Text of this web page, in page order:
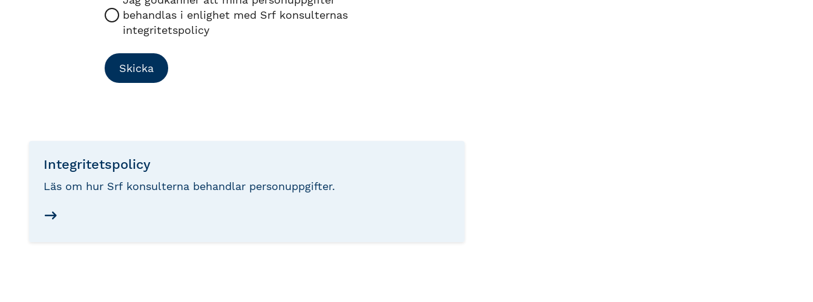
behandlas i enlighet med Srf konsulternas
integritetspolicy
Skicka
Integritetspolicy
Läs om hur Srf konsulterna behandlar personuppgifter.